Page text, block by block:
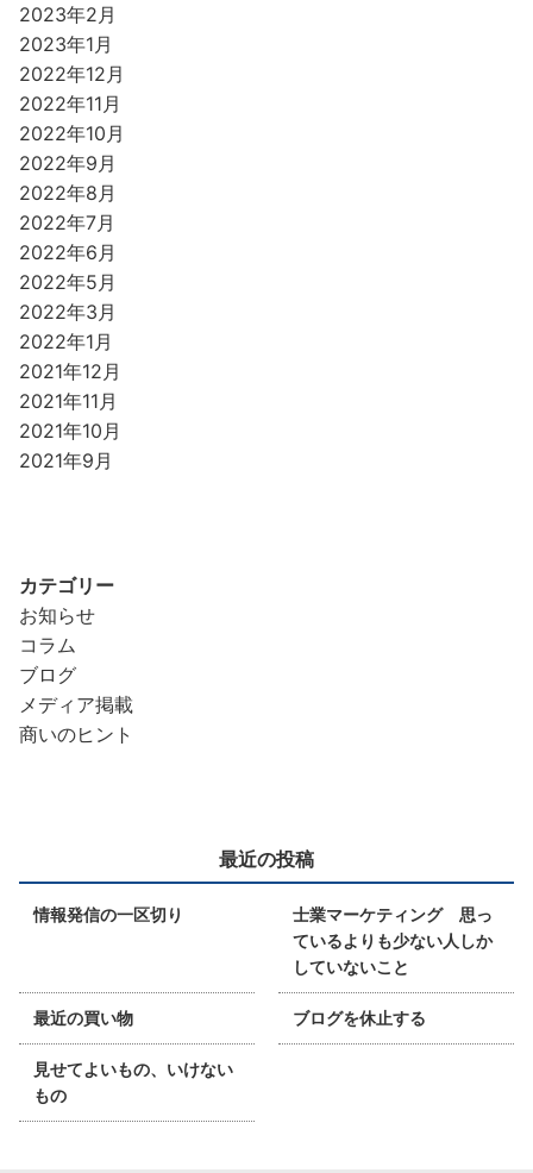
2023年2月
2023年1月
2022年12月
2022年11月
2022年10月
2022年9月
2022年8月
2022年7月
2022年6月
2022年5月
2022年3月
2022年1月
2021年12月
2021年11月
2021年10月
2021年9月
カテゴリー
お知らせ
コラム
ブログ
メディア掲載
商いのヒント
最近の投稿
情報発信の一区切り
士業マーケティング 思っ
ているよりも少ない人しか
していないこと
最近の買い物 ブログを休止する
見せてよいもの、いけない
もの